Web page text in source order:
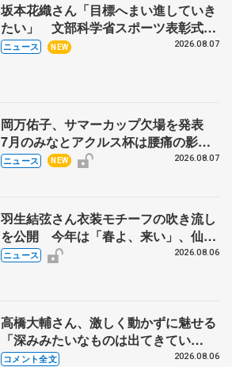
坂本花織さん「目標へまい進していき
たい」 文部科学省スポーツ表彰式で
代表謝辞
ニュース NEW 2026.08.07
岡万佑子、サマーカップ欠場を発表
7月のみなとアクルス杯は腰痛の影響
で
ニュース NEW 2026.08.07
羽生結弦さん衣装モチーフの吹き流し
を公開 今年は「春よ、来い」、仙台
の瑞鳳殿
ニュース 2026.08.06
高橋大輔さん、激しく動かずに魅せる
「深みみたいなものは出てきてい
る？」 〝兄さん〟と慕うレジェンド
コメント全文 2026.08.06